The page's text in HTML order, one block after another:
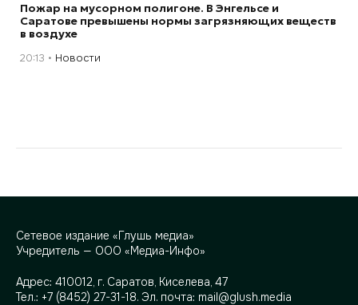
Пожар на мусорном полигоне. В Энгельсе и
Саратове превышены нормы загрязняющих веществ
в воздухе
20:13 Новости
Сетевое издание «Глушь медиа»
Учредитель — ООО «Медиа-Инфо»
Адрес: 410012, г. Саратов, Киселева, 47
Тел.: +7 (8452) 27-31-18. Эл. почта: mail@glush.media